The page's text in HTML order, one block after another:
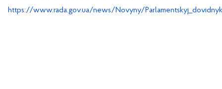
https://www.rada.gov.ua/news/Novyny/